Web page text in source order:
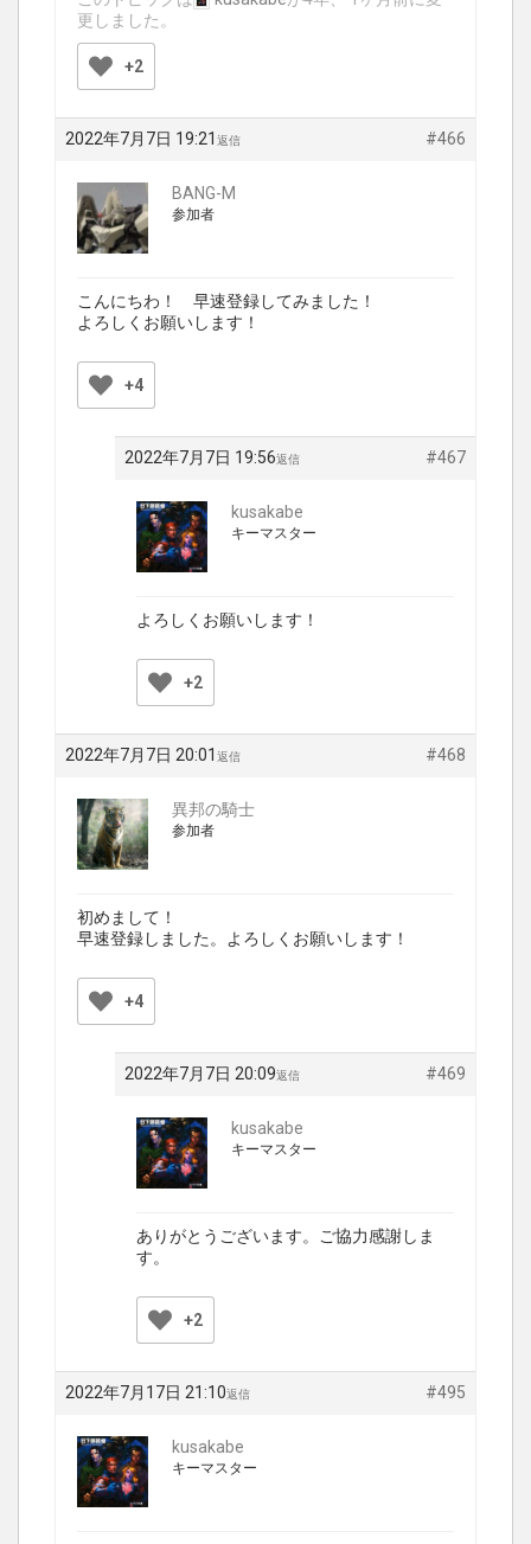
更しました。
+2
2022年7月7日 19:21 #466
返信
BANG-M
参加者
こんにちわ！ 早速登録してみました！
よろしくお願いします！
+4
2022年7月7日 19:56 #467
返信
kusakabe
キーマスター
よろしくお願いします！
+2
2022年7月7日 20:01 #468
返信
異邦の騎士
参加者
初めまして！
早速登録しました。よろしくお願いします！
+4
2022年7月7日 20:09 #469
返信
kusakabe
キーマスター
ありがとうございます。ご協力感謝しま
す。
+2
2022年7月17日 21:10 #495
返信
kusakabe
キーマスター